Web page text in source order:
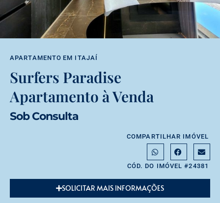
APARTAMENTO EM ITAJAÍ
Surfers Paradise
Apartamento à Venda
Sob Consulta
COMPARTILHAR IMÓVEL
CÓD. DO IMÓVEL #24381
SOLICITAR MAIS INFORMAÇÕES